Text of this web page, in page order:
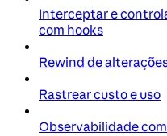
Interceptar e
com hooks
Rewind de
Rastrear custo e uso
Observabilidade